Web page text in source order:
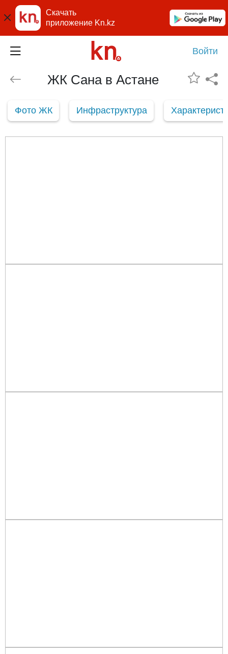
Скачать
приложение Kn.kz
Войти
ЖК Сана в Астане
Фото ЖК Инфраструктура